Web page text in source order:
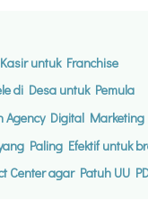
untuk Franchise
di Desa untuk Pemula
Agency Digital Marketing
Paling Efektif untuk
Center agar Patuh UU